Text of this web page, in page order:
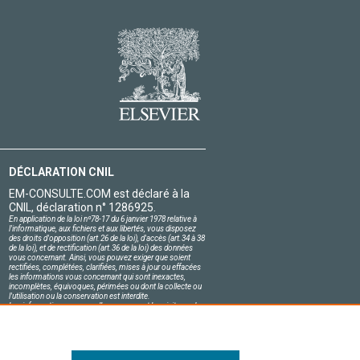
DÉCLARATION CNIL
EM-CONSULTE.COM est déclaré à la
CNIL, déclaration n° 1286925.
En application de la loi nº78-17 du 6 janvier 1978 relative à
l'informatique, aux fichiers et aux libertés, vous disposez
des droits d'opposition (art.26 de la loi), d'accès (art.34 à 38
de la loi), et de rectification (art.36 de la loi) des données
vous concernant. Ainsi, vous pouvez exiger que soient
rectifiées, complétées, clarifiées, mises à jour ou effacées
les informations vous concernant qui sont inexactes,
incomplètes, équivoques, périmées ou dont la collecte ou
l'utilisation ou la conservation est interdite.
Les informations personnelles concernant les visiteurs de